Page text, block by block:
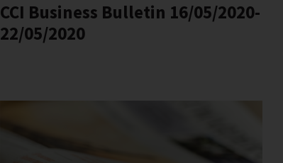
CCI Business Bulletin 16/05/2020-
22/05/2020